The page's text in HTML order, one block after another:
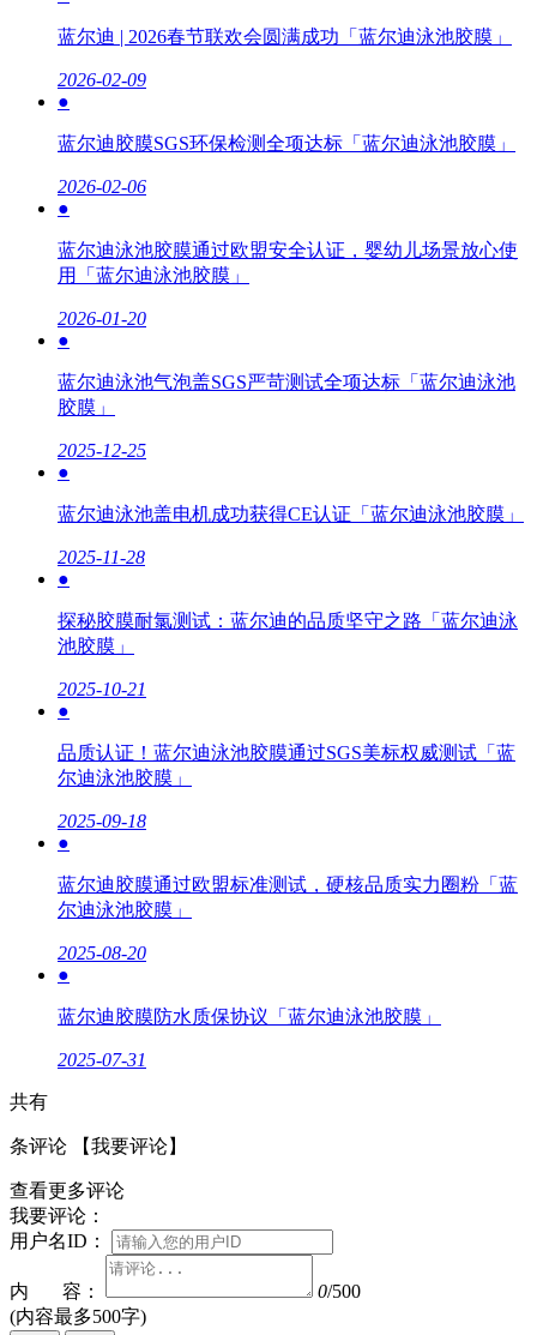
蓝尔迪 | 2026春节联欢会圆满成功「蓝尔迪泳池胶膜」
2026-02-09
●
蓝尔迪胶膜SGS环保检测全项达标「蓝尔迪泳池胶膜」
2026-02-06
●
蓝尔迪泳池胶膜通过欧盟安全认证，婴幼儿场景放心使
用「蓝尔迪泳池胶膜」
2026-01-20
●
蓝尔迪泳池气泡盖SGS严苛测试全项达标「蓝尔迪泳池
胶膜」
2025-12-25
●
蓝尔迪泳池盖电机成功获得CE认证「蓝尔迪泳池胶膜」
2025-11-28
●
探秘胶膜耐氯测试：蓝尔迪的品质坚守之路「蓝尔迪泳
池胶膜」
2025-10-21
●
品质认证！蓝尔迪泳池胶膜通过SGS美标权威测试「蓝
尔迪泳池胶膜」
2025-09-18
●
蓝尔迪胶膜通过欧盟标准测试，硬核品质实力圈粉「蓝
尔迪泳池胶膜」
2025-08-20
●
蓝尔迪胶膜防水质保协议「蓝尔迪泳池胶膜」
2025-07-31
共有
条评论 【我要评论】
查看更多评论
我要评论：
用户名ID：
内 容： 0/500
(内容最多500字)